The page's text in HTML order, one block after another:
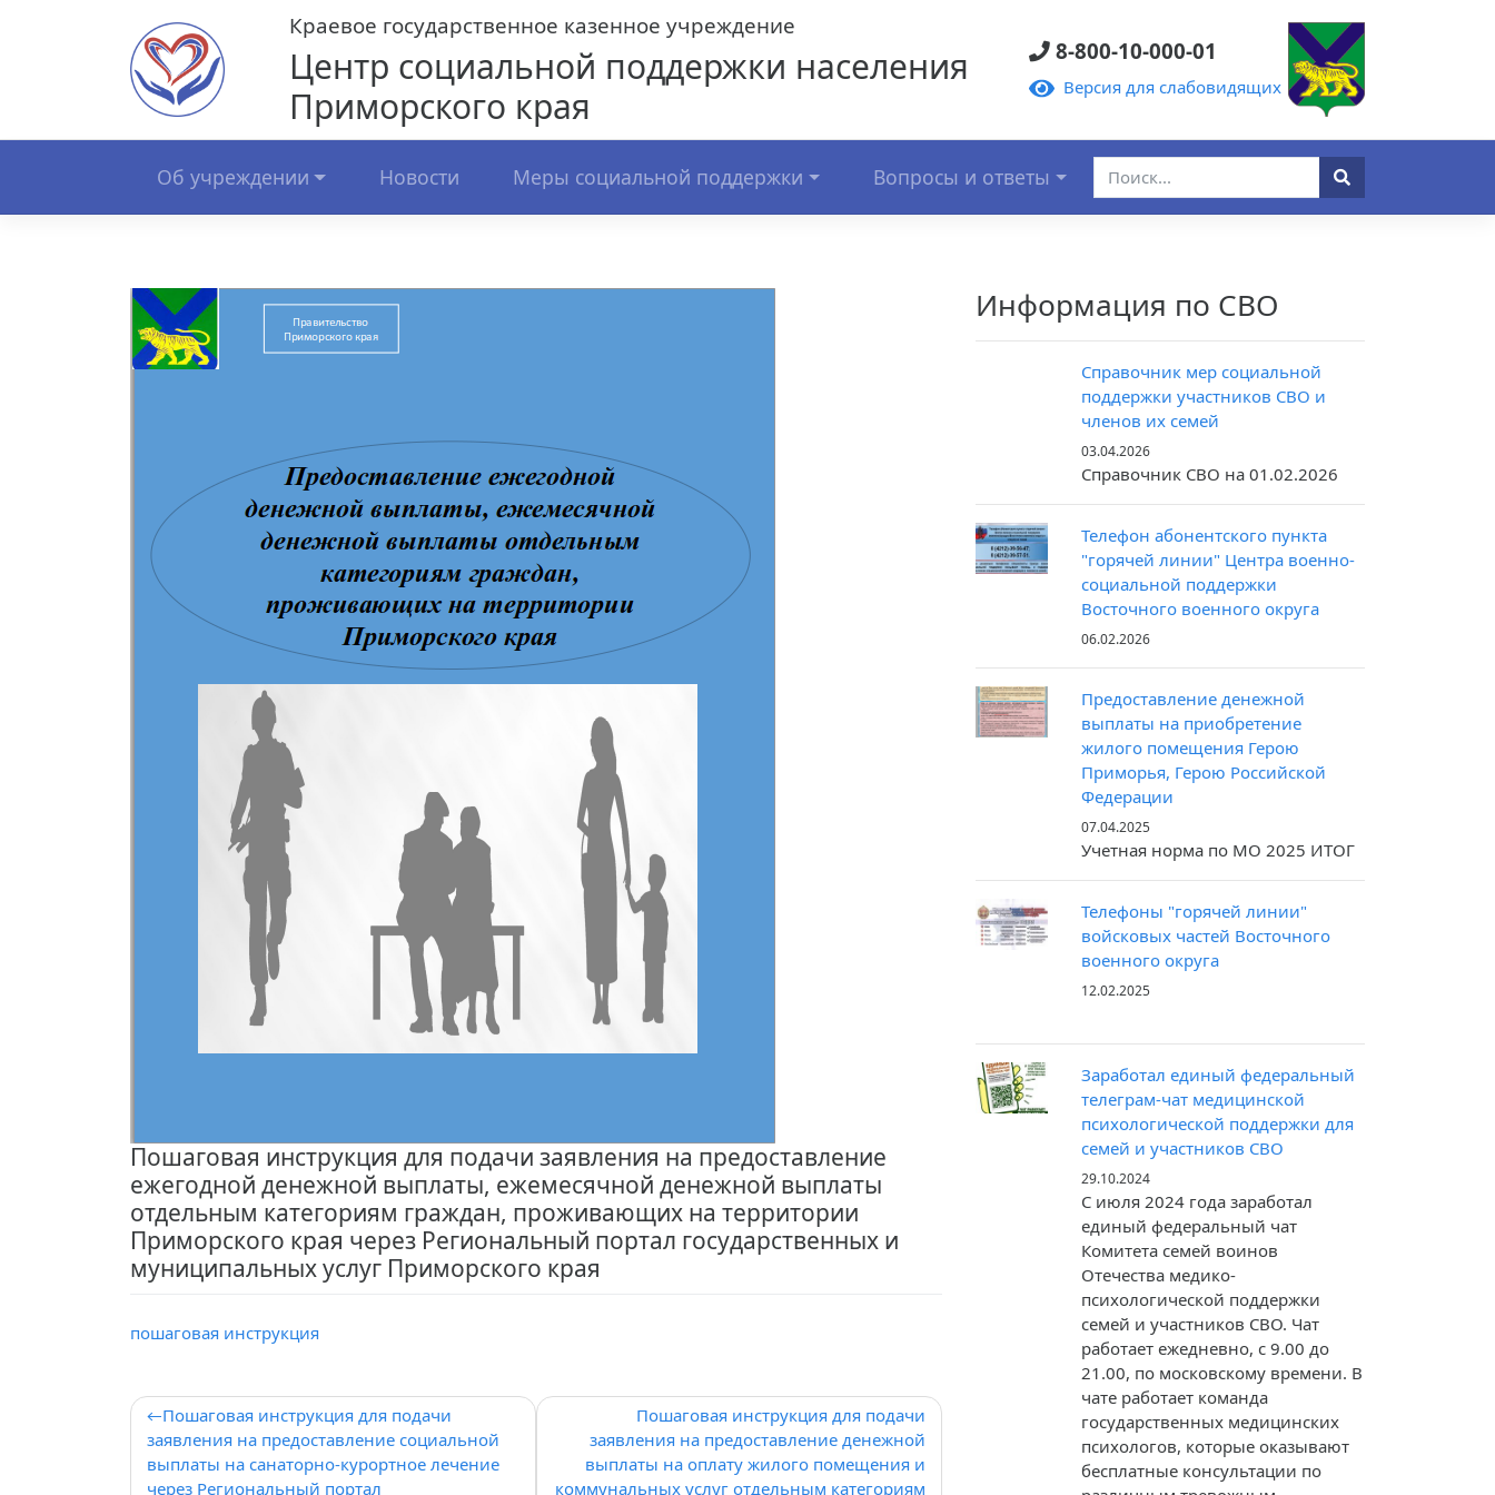
Краевое государственное казенное учреждение
Центр социальной поддержки населения
Приморского края
8-800-10-000-01
Версия для слабовидящих
Об учреждении Новости Меры социальной поддержки Вопросы и ответы
Пошаговая инструкция для подачи заявления на предоставление
ежегодной денежной выплаты, ежемесячной денежной выплаты
отдельным категориям граждан, проживающих на территории
Приморского края через Региональный портал государственных и
муниципальных услуг Приморского края
пошаговая инструкция
Навигация
по
Пошаговая инструкция для подачи
заявления на предоставление социальной
выплаты на санаторно-курортное лечение
через Региональный портал
Пошаговая инструкция для подачи
заявления на предоставление денежной
выплаты на оплату жилого помещения и
коммунальных услуг отдельным категориям
Информация по СВО
Справочник мер социальной
поддержки участников СВО и
членов их семей
03.04.2026
Справочник СВО на 01.02.2026
Телефон абонентского пункта
"горячей линии" Центра военно-
социальной поддержки
Восточного военного округа
06.02.2026
Предоставление денежной
выплаты на приобретение
жилого помещения Герою
Приморья, Герою Российской
Федерации
07.04.2025
Учетная норма по МО 2025 ИТОГ
Телефоны "горячей линии"
войсковых частей Восточного
военного округа
12.02.2025
Заработал единый федеральный
телеграм-чат медицинской
психологической поддержки для
семей и участников СВО
29.10.2024
С июля 2024 года заработал
единый федеральный чат
Комитета семей воинов
Отечества медико-
психологической поддержки
семей и участников СВО. Чат
работает ежедневно, с 9.00 до
21.00, по московскому времени. В
чате работает команда
государственных медицинских
психологов, которые оказывают
бесплатные консультации по